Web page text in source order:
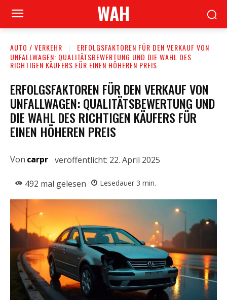
WAH
AUTO / VERKEHR
ERFOLGSFAKTOREN FÜR DEN VERKAUF VON
UNFALLWAGEN: QUALITÄTSBEWERTUNG UND DIE WAHL DES
RICHTIGEN KÄUFERS FÜR EINEN HÖHEREN PREIS
ERFOLGSFAKTOREN FÜR DEN VERKAUF VON
UNFALLWAGEN: QUALITÄTSBEWERTUNG UND
DIE WAHL DES RICHTIGEN KÄUFERS FÜR
EINEN HÖHEREN PREIS
Von carpr veröffentlicht: 22. April 2025
492 mal gelesen Lesedauer 3 min.